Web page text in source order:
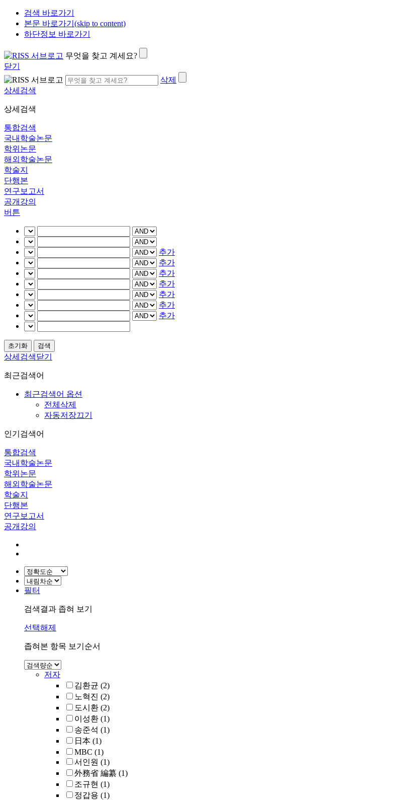
검색 바로가기
본문 바로가기(skip to content)
하단정보 바로가기
무엇을 찾고 계세요?
닫기
삭제
상세검색
상세검색
통합검색
국내학술논문
학위논문
해외학술논문
학술지
단행본
연구보고서
공개강의
버튼
추가
추가
추가
추가
추가
추가
추가
상세검색닫기
최근검색어
최근검색어 옵션
전체삭제
자동저장끄기
인기검색어
통합검색
국내학술논문
학위논문
해외학술논문
학술지
단행본
연구보고서
공개강의
필터
검색결과 좁혀 보기
선택해제
좁혀본 항목 보기순서
저자
김환균 (2)
노혁진 (2)
도시환 (2)
이성환 (1)
송준석 (1)
日本 (1)
MBC (1)
서인원 (1)
外務省 編纂 (1)
조규현 (1)
정갑용 (1)